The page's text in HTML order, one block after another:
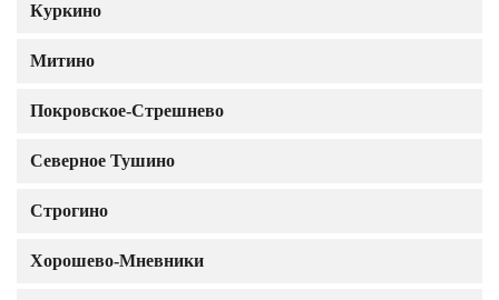
Куркино
Митино
Покровское-Стрешнево
Северное Тушино
Строгино
Хорошево-Мневники